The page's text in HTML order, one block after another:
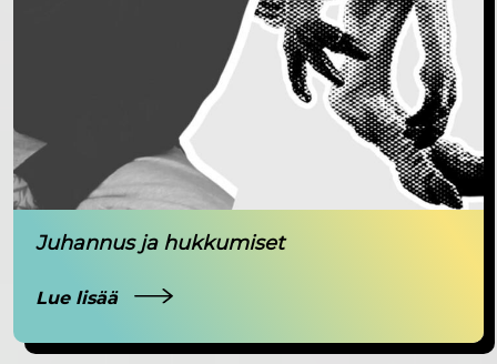
Juhannus ja hukkumiset
Lue lisää